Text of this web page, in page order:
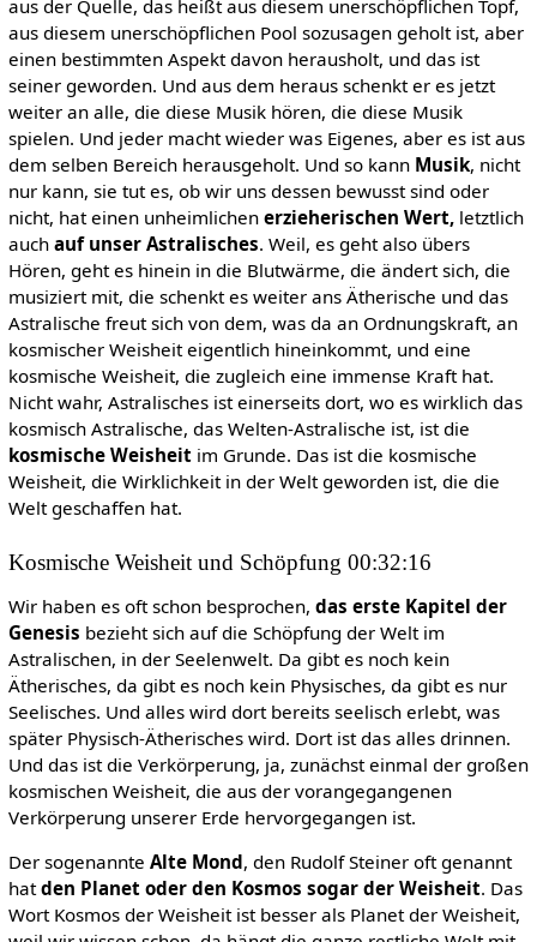
aus der Quelle, das heißt aus diesem unerschöpflichen Topf,
aus diesem unerschöpflichen Pool sozusagen geholt ist, aber
einen bestimmten Aspekt davon herausholt, und das ist
seiner geworden. Und aus dem heraus schenkt er es jetzt
weiter an alle, die diese Musik hören, die diese Musik
spielen. Und jeder macht wieder was Eigenes, aber es ist aus
dem selben Bereich herausgeholt. Und so kann Musik, nicht
nur kann, sie tut es, ob wir uns dessen bewusst sind oder
nicht, hat einen unheimlichen erzieherischen Wert,letztlich
auch auf unser Astralisches. Weil, es geht also übers
Hören, geht es hinein in die Blutwärme, die ändert sich, die
musiziert mit, die schenkt es weiter ans Ätherische und das
Astralische freut sich von dem, was da an Ordnungskraft, an
kosmischer Weisheit eigentlich hineinkommt, und eine
kosmische Weisheit, die zugleich eine immense Kraft hat.
Nicht wahr, Astralisches ist einerseits dort, wo es wirklich das
kosmisch Astralische, das Welten-Astralische ist, ist die
kosmische Weisheitim Grunde. Das ist die kosmische
Weisheit, die Wirklichkeit in der Welt geworden ist, die die
Welt geschaffen hat.
Kosmische Weisheit und Schöpfung 00:32:16
Wir haben es oft schon besprochen, das erste Kapitel der
Genesis bezieht sich auf die Schöpfung der Welt im
Astralischen, in der Seelenwelt. Da gibt es noch kein
Ätherisches, da gibt es noch kein Physisches, da gibt es nur
Seelisches. Und alles wird dort bereits seelisch erlebt, was
später Physisch-Ätherisches wird. Dort ist das alles drinnen.
Und das ist die Verkörperung, ja, zunächst einmal der großen
kosmischen Weisheit, die aus der vorangegangenen
Verkörperung unserer Erde hervorgegangen ist.
Der sogenannte Alte Mond, den Rudolf Steiner oft genannt
hatden Planet oder den Kosmos sogar der Weisheit. Das
Wort Kosmos der Weisheit ist besser als Planet der Weisheit,